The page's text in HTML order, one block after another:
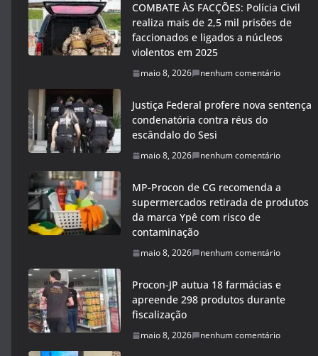
COMBATE ÀS FACÇÕES: Polícia Civil
realiza mais de 2,5 mil prisões de
faccionados e ligados a núcleos
violentos em 2025
maio 8, 2026 nenhum comentário
Justiça Federal profere nova sentença
condenatória contra réus do
escândalo do Sesi
maio 8, 2026 nenhum comentário
MP-Procon de CG recomenda a
supermercados retirada de produtos
da marca Ypê com risco de
contaminação
maio 8, 2026 nenhum comentário
Procon-JP autua 18 farmácias e
apreende 298 produtos durante
fiscalização
maio 8, 2026 nenhum comentário